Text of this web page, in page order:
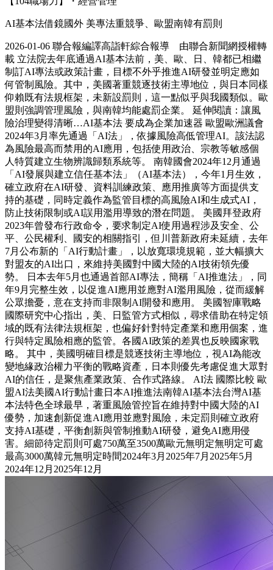
AI基本法借鏡國外 美專法重競爭、歐盟南韓有罰則
2026-01-06 聯合報編譯高詣軒綜合報導 由聯合新聞網授權轉
載 立法院去年底通過AI基本法前，美、歐、日、韓都已相繼
制訂AI專法或政策計畫，目標不外乎推進AI研發並明定應如
何管制風險。其中，美國著重競逐技術主導地位，與日本同樣
仰賴既有法規框架，未新設罰則，這一點似乎與我國類似。歐
盟則強調管理風險，與南韓均能處罰企業。 延伸閱讀：讓風
險治理變得清晰…AI基本法 要成為企業加速器 歐盟歐洲議會
2024年3月率先通過「AI法」，依據風險高低管理AI。該法認
為風險最高而禁用的AI應用，包括使用政治、宗教等敏感個
人特質建立生物辨識歸類系統等。 南韓國會2024年12月通過
「AI發展與建立信任基本法」（AI基本法），今年1月生效，
確立政府在AI研發、資料訓練政策、應用推廣等方面提供支
持的基礎，同時定義作為監管目標的高風險AI和生成式AI，
防止技術限制或AI誤用濫用導致的潛在問題。 美國拜登政府
2023年曾發布行政命令，要求制定AI使用過程涉及安全、公
平、公民權利、國安的相關指引，但川普新政府未延續，去年
7月公布新的「AI行動計畫」，以放寬環境規範，並大幅擴大
對盟友的AI出口，來維持美國對中國大陸的AI技術領先優
勢。 日本去年5月也通過首部AI專法，簡稱「AI推進法」，同
年9月完整生效，以促進AI應用並應對AI濫用風險，從而緩解
公眾擔憂，意在支持而非限制AI開發和應用。 美國智庫戰略
國際研究中心指出，美、日監管方式相似，尋求借助在特定領
域的既有法律法規框架，也偏好針對特定產業和應用個案，進
行與特定風險相應的監管。各國AI政策的差異也反映國家戰
略。 其中，美國明確目標是競逐技術主導地位，視AI為能改
變地緣政治權力平衡的戰略資產，日本則優先考慮促進大眾對
AI的信任，是聚焦產業政策、合作式路線。 AI法 國際比較 歐
盟AI法美國AI行動計畫日本AI推進法南韓AI基本法台灣AI基
本法特色全球最早，著重風險管控旨在維持對中國大陸的AI
優勢，加速創新促進AI應用並應對風險，未定罰則確立政府
支持AI基礎，平衡創新與管制推動AI研發，避免AI應用侵
害。細節待定罰則可處750萬至3500萬歐元無明定無明定可處
最高3000萬韓元無明定時間2024年3月2025年7月2025年5月
2024年12月2025年12月